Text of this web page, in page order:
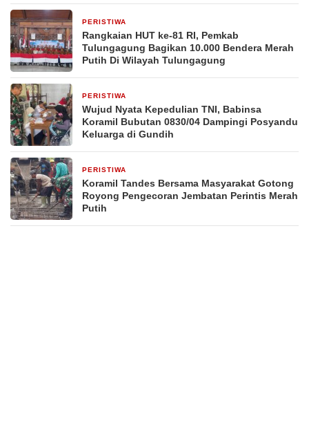
PERISTIWA
Rangkaian HUT ke-81 RI, Pemkab
Tulungagung Bagikan 10.000 Bendera Merah
Putih Di Wilayah Tulungagung
PERISTIWA
Wujud Nyata Kepedulian TNI, Babinsa
Koramil Bubutan 0830/04 Dampingi Posyandu
Keluarga di Gundih
PERISTIWA
Koramil Tandes Bersama Masyarakat Gotong
Royong Pengecoran Jembatan Perintis Merah
Putih